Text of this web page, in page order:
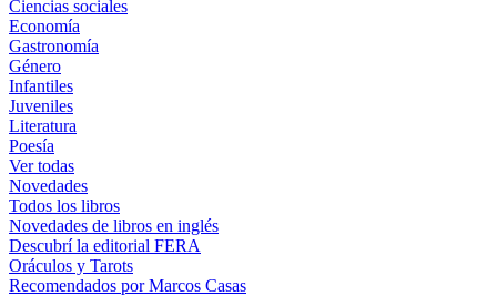
Ciencias sociales
Economía
Gastronomía
Género
Infantiles
Juveniles
Literatura
Poesía
Ver todas
Novedades
Todos los libros
Novedades de libros en inglés
Descubrí la editorial FERA
Oráculos y Tarots
Recomendados por Marcos Casas